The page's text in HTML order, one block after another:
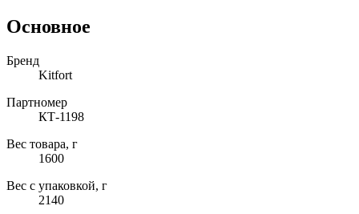
Основное
Бренд
Kitfort
Партномер
КТ-1198
Вес товара, г
1600
Вес с упаковкой, г
2140